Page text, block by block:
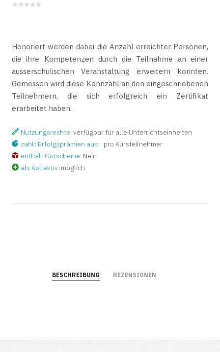
Honoriert werden dabei die Anzahl erreichter Personen,
die ihre Kompetenzen durch die Teilnahme an einer
ausserschulischen Veranstaltung erweitern konnten.
Gemessen wird diese Kennzahl an den eingeschriebenen
Teilnehmern, die sich erfolgreich ein Zertifikat
erarbeitet haben.
Nutzungsrechte: verfügbar für alle Unterrichtseinheiten
zahlt Erfolgsprämien aus:
pro Kursteilnehmer
enthält Gutscheine: Nein
als Kollektiv: möglich
BESCHREIBUNG REZENSIONEN